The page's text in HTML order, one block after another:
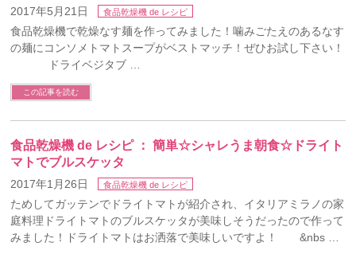
2017年5月21日 食品乾燥機 de レシピ
食品乾燥機で乾燥なす麺を作ってみました！噛みごたえのあるなす
の麺にコンソメトマトスープがベストマッチ！ぜひお試し下さい！
ドライベジタブ …
この記事を読む
食品乾燥機 de レシピ ： 簡単☆シャレうま朝食☆ドライト
マトでブルスケッタ
2017年1月26日 食品乾燥機 de レシピ
ためしてガッテンでドライトマトが紹介され、イタリアミラノの家
庭料理ドライトマトのブルスケッタが美味しそうだったので作って
みました！ドライトマトはお洒落で美味しいですよ！ &nbs …